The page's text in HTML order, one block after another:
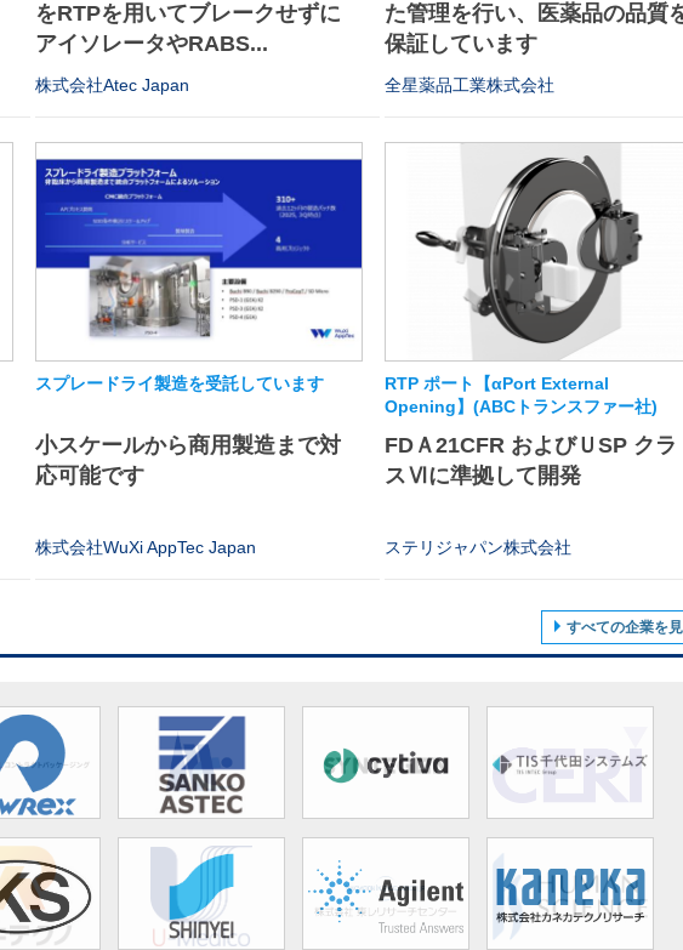
をRTPを用いてブレークせずに
アイソレータやRABS...
株式会社Atec Japan
た管理を行い、医薬品の品質
保証しています
全星薬品工業株式会社
スプレードライ製造を受託しています
小スケールから商用製造まで対
応可能です
株式会社WuXi AppTec Japan
RTP ポート【αPort External
Opening】(ABCトランスファー社)
FDＡ21CFR およびＵSP クラ
スⅥに準拠して開発
ステリジャパン株式会社
すべての企業を